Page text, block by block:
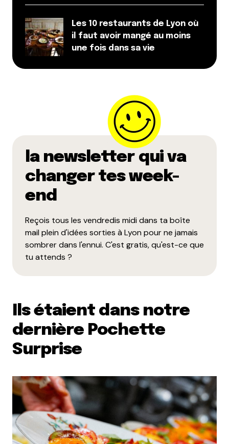
Les 10 restaurants de Lyon où
il faut avoir mangé au moins
une fois dans sa vie
la newsletter qui va
changer tes week-
end
Reçois tous les vendredis midi dans ta boîte
mail plein d'idées sorties à Lyon pour ne jamais
sombrer dans l'ennui. C'est gratis, qu'est-ce que
tu attends ?
Ils étaient dans notre
dernière Pochette
Surprise